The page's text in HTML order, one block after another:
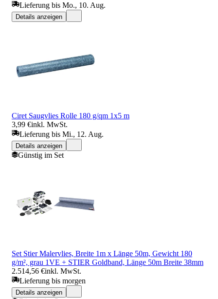
Lieferung bis Mo., 10. Aug.
Details anzeigen
Ciret Saugvlies Rolle 180 g/qm 1x5 m
3,99 €inkl. MwSt.
Lieferung bis Mi., 12. Aug.
Details anzeigen
Günstig im Set
Set Stier Malervlies, Breite 1m x Länge 50m, Gewicht 180
g/m², grau 1VE + STIER Goldband, Länge 50m Breite 38mm
2.514,56 €inkl. MwSt.
Lieferung bis morgen
Details anzeigen